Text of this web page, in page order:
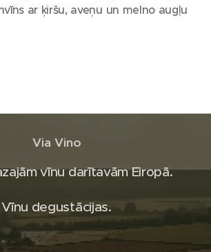
ar ķiršu, aveņu un melno augļu
Via Vino
vīnu darītavām Eiropā.
Vīnu degustācijas.